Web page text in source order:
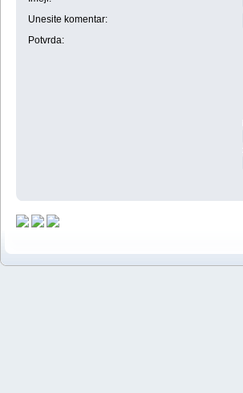
Unesite komentar:
Potvrda: